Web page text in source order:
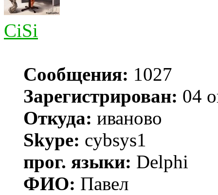
CiSi
Сообщения: 1027
Зарегистрирован: 04
Откуда: иваново
Skype: cybsys1
прог. языки: Delphi
ФИО: Павел